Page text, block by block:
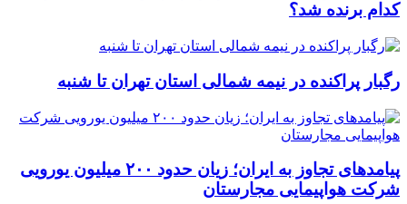
کدام برنده شد؟
رگبار پراکنده در نیمه شمالی استان تهران تا شنبه
پیامدهای تجاوز به ایران؛ زیان حدود ۲۰۰ میلیون یورویی
شرکت هواپیمایی مجارستان